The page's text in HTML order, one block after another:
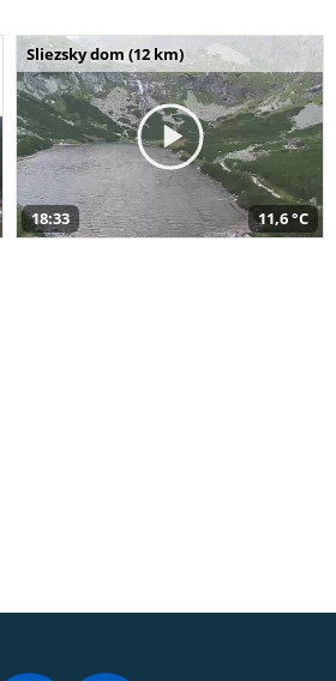
Sliezsky dom (12 km)
18:33 11,6 °C